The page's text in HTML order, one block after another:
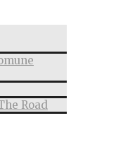
Road